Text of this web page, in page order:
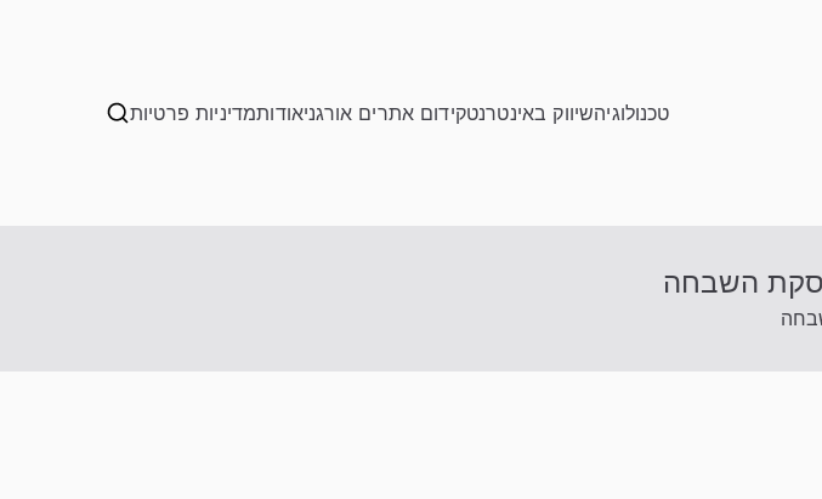
טכנולוגיהשיווק באינטרנטקידום אתרים אורגניאודותמדיניות פרטיות
עסקת השבחה